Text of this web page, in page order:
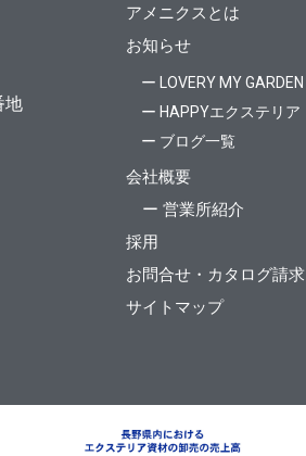
地
アメニクスとは
お知らせ
ー LOVERY MY GARDEN
ー HAPPYエクステリア
ー ブログ一覧
会社概要
ー 営業所紹介
採用
お問合せ・カタログ請求
サイトマップ